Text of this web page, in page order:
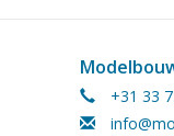
DL 1.
watergekoelde
+31 33